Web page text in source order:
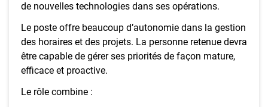
de nouvelles technologies dans ses opérations.
Le poste offre beaucoup d’autonomie dans la gestion
des horaires et des projets. La personne retenue devra
être capable de gérer ses priorités de façon mature,
efficace et proactive.
Le rôle combine :